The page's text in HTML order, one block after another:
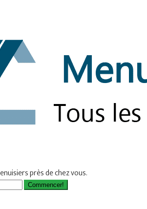
près de chez vous.
Commencer!